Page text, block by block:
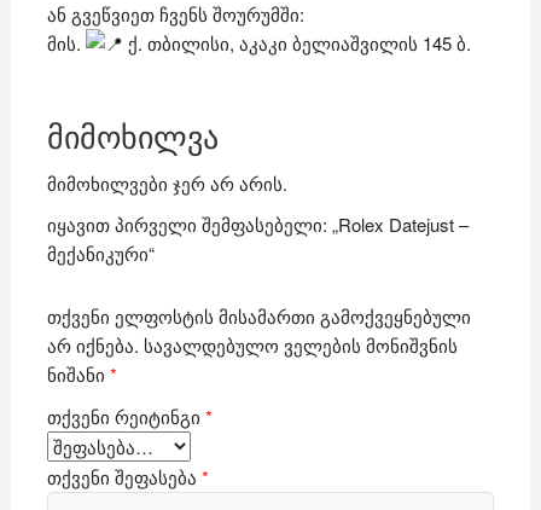
ან გვეწვიეთ ჩვენს შოურუმში:
მის.
ქ. თბილისი, აკაკი ბელიაშვილის 145 ბ.
მიმოხილვა
მიმოხილვები ჯერ არ არის.
იყავით პირველი შემფასებელი: „Rolex Datejust –
მექანიკური“
თქვენი ელფოსტის მისამართი გამოქვეყნებული
არ იქნება. სავალდებულო ველების მონიშვნის
ნიშანი *
თქვენი რეიტინგი *
თქვენი შეფასება *